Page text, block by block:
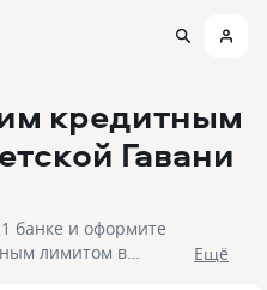
кредитным
Гавани
банке и оформите
лимитом в
Eщё